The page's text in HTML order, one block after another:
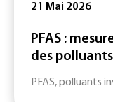
21 Mai 2026
PFAS :
des
PFAS, polluants